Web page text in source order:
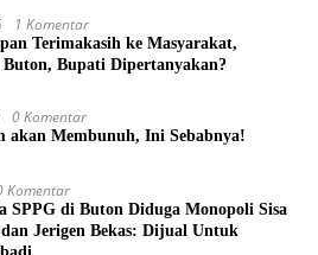
1 Komentar
Terimakasih ke Masyarakat,
Buton, Bupati Dipertanyakan?
0 Komentar
akan Membunuh, Ini Sebabnya!
Komentar
SPPG di Buton Diduga Monopoli Sisa
Jerigen Bekas: Dijual Untuk